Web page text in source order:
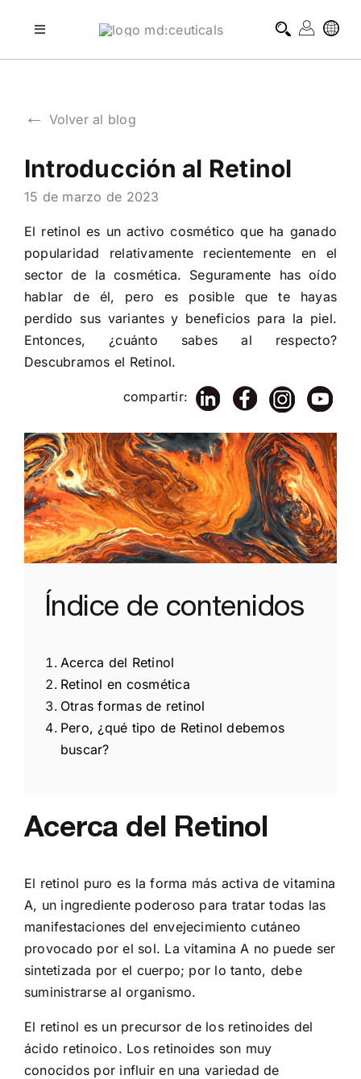
Toggle
tratamientos domiciliarios
blog
sobre md:ceuticals
contacto
← Volver al blog
Introducción al Retinol
15 de marzo de 2023
El retinol es un activo cosmético que ha ganado
popularidad relativamente recientemente en el
sector de la cosmética. Seguramente has oído
hablar de él, pero es posible que te hayas
perdido sus variantes y beneficios para la piel.
Entonces, ¿cuánto sabes al respecto?
Descubramos el Retinol.
compartir:
Índice de contenidos
Acerca del Retinol
Retinol en cosmética
Otras formas de retinol
Pero, ¿qué tipo de Retinol debemos
buscar?
Acerca del Retinol
El retinol puro es la forma más activa de vitamina
A, un ingrediente poderoso para tratar todas las
manifestaciones del envejecimiento cutáneo
provocado por el sol. La vitamina A no puede ser
sintetizada por el cuerpo; por lo tanto, debe
suministrarse al organismo.
El retinol es un precursor de los retinoides del
ácido retinoico. Los retinoides son muy
conocidos por influir en una variedad de